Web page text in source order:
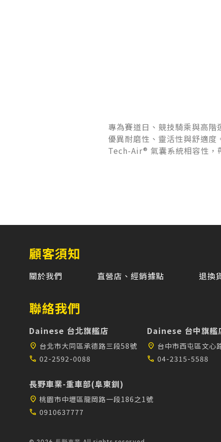
專為賽道日、競技騎乘與高
優異耐磨性、靈活性與舒適
Tech-Air® 氣囊系統相容性，
顧客須知
關於我們 直營店、經銷據點 退換
聯絡我們
Dainese 台北旗艦店
location_on 台北市大同區承德路三段58號
call 02-2592-0088
Dainese 台中旗艦
location_on 台中市西屯區文心
call 04-2315-5588
長野車業-重車部(阜東釧)
location_on 桃園市中壢區龍岡路一段186之1號
call 0910637777